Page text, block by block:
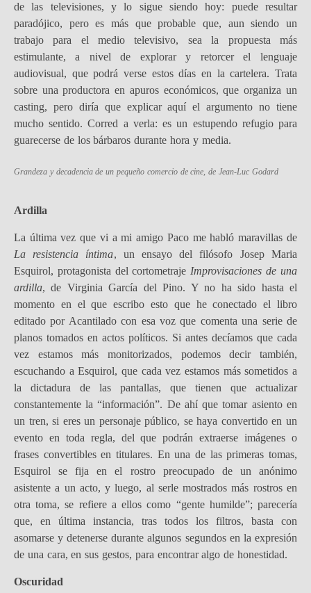
de las televisiones, y lo sigue siendo hoy: puede resultar
paradójico, pero es más que probable que, aun siendo un
trabajo para el medio televisivo, sea la propuesta más
estimulante, a nivel de explorar y retorcer el lenguaje
audiovisual, que podrá verse estos días en la cartelera. Trata
sobre una productora en apuros económicos, que organiza un
casting, pero diría que explicar aquí el argumento no tiene
mucho sentido. Corred a verla: es un estupendo refugio para
guarecerse de los bárbaros durante hora y media.
Grandeza y decadencia de un pequeño comercio de cine, de Jean-Luc Godard
Ardilla
La última vez que vi a mi amigo Paco me habló maravillas de
La resistencia íntima, un ensayo del filósofo Josep Maria
Esquirol, protagonista del cortometraje Improvisaciones de una
ardilla, de Virginia García del Pino. Y no ha sido hasta el
momento en el que escribo esto que he conectado el libro
editado por Acantilado con esa voz que comenta una serie de
planos tomados en actos políticos. Si antes decíamos que cada
vez estamos más monitorizados, podemos decir también,
escuchando a Esquirol, que cada vez estamos más sometidos a
la dictadura de las pantallas, que tienen que actualizar
constantemente la “información”. De ahí que tomar asiento en
un tren, si eres un personaje público, se haya convertido en un
evento en toda regla, del que podrán extraerse imágenes o
frases convertibles en titulares. En una de las primeras tomas,
Esquirol se fija en el rostro preocupado de un anónimo
asistente a un acto, y luego, al serle mostrados más rostros en
otra toma, se refiere a ellos como “gente humilde”; parecería
que, en última instancia, tras todos los filtros, basta con
asomarse y detenerse durante algunos segundos en la expresión
de una cara, en sus gestos, para encontrar algo de honestidad.
Oscuridad